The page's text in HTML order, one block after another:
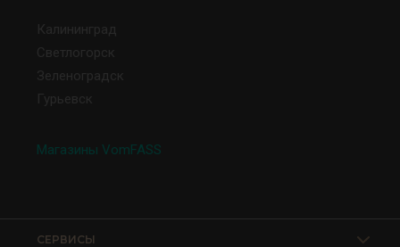
Калининград
Светлогорск
Зеленоградск
Гурьевск
Магазины VomFASS
СЕРВИСЫ